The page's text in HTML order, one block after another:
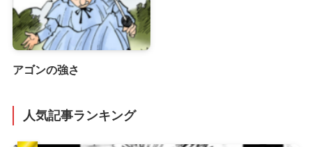
アゴンの強さ
人気記事ランキング